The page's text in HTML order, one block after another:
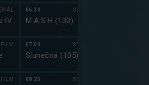
IV
FILM
FILM
06:30 SERIÁL
M.A.S.H (130)
07:00 SERIÁL
Slunečná (105)
08:25 SERIÁL